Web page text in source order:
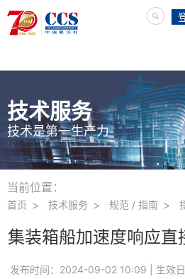
技术服务
技术是第一生产力
当前位置：
首页 技术服务 规范 / 指南
集装箱船加速度响应
发布时间： 2024-09-02 10:09 | 生效日